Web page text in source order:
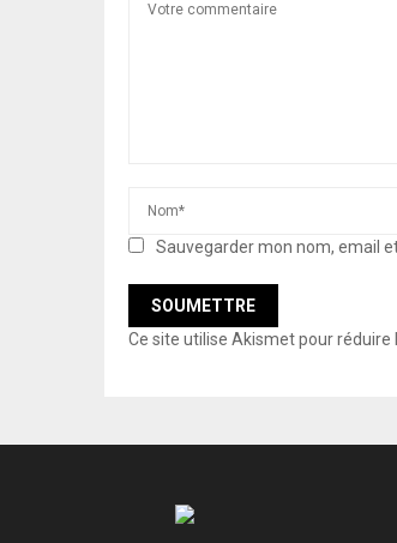
Sauvegarder mon nom, email
Ce site utilise Akismet pour réduire